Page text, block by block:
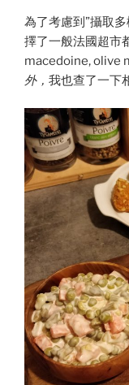
為了考慮到”攝取
擇了一般法國超市
macedoine, olive
外， 我也查了一下